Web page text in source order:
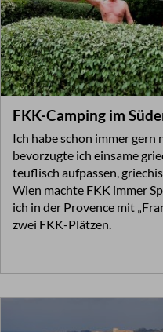
FKK-Camping im
Ich habe schon immer gern
bevorzugte ich einsame
teuflisch aufpassen,
Wien machte FKK immer
ich in der Provence mit
zwei FKK-Plätzen.